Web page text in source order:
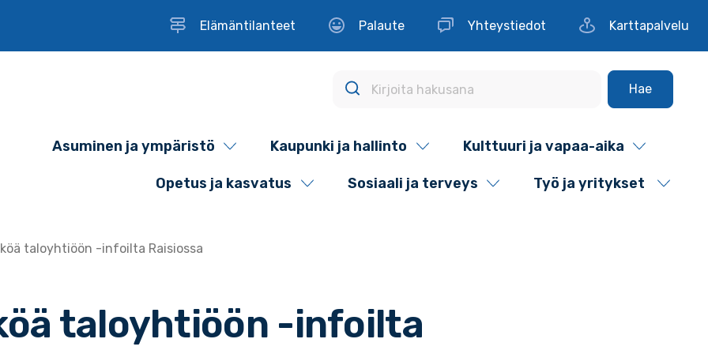
Elämäntilanteet Palaute Yhteystiedot Karttapalvelu
Hae
Asuminen ja ympäristö Kaupunki ja hallinto Kulttuuri ja vapaa-aika
Opetus ja kasvatus Sosiaali ja terveys Työ ja yritykset
taloyhtiöön -infoilta Raisiossa
taloyhtiöön -infoilta